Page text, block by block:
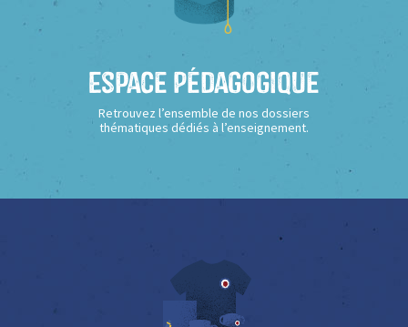
Espace Pédagogique
Retrouvez l’ensemble de nos dossiers
thématiques dédiés à l’enseignement.